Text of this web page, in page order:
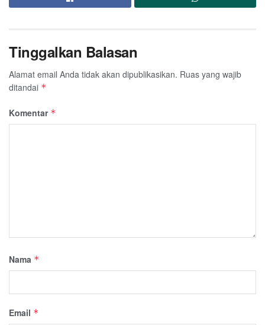
Tinggalkan Balasan
Alamat email Anda tidak akan dipublikasikan. Ruas yang wajib
ditandai *
Komentar *
Nama *
Email *